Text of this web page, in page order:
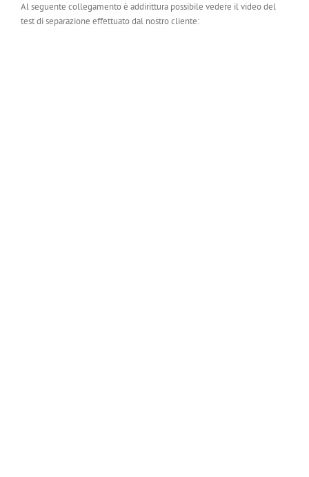
Al seguente collegamento è addirittura possibile vedere il video del
test di separazione effettuato dal nostro cliente: